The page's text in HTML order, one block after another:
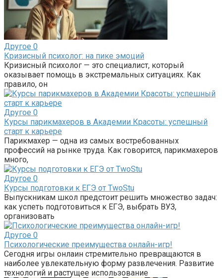
Другое 0
Кризисный психолог: на пике эмоций
Кризисный психолог — это специалист, который
оказывает помощь в экстремальных ситуациях. Как
правило, он
Другое 0
Курсы парикмахеров в Академии Красоты: успешный
старт к карьере
Парикмахер — одна из самых востребованных
профессий на рынке труда. Как говорится, парикмахеров
много,
Другое 0
Курсы подготовки к ЕГЭ от TwoStu
Выпускникам школ предстоит решить множество задач:
как успеть подготовиться к ЕГЭ, выбрать ВУЗ,
организовать
Другое 0
Психологические преимущества онлайн-игр!
Сегодня игры онлаин стремительно превращаются в
наиболее увлекательную форму развлечения. Развитие
технологий и растущее использование